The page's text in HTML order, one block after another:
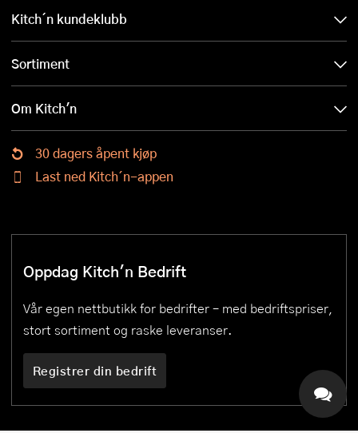
Kitch´n kundeklubb
Sortiment
Om Kitch'n
30 dagers åpent kjøp
Last ned Kitch´n-appen
Oppdag Kitch'n Bedrift
Vår egen nettbutikk for bedrifter – med bedriftspriser,
stort sortiment og raske leveranser.
Registrer din bedrift